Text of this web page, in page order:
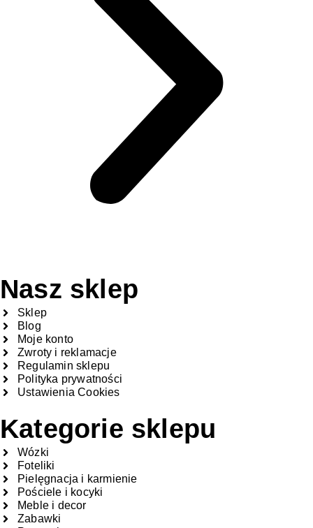
Nasz sklep
Sklep
Blog
Moje konto
Zwroty i reklamacje
Regulamin sklepu
Polityka prywatności
Ustawienia Cookies
Kategorie sklepu
Wózki
Foteliki
Pielęgnacja i karmienie
Pościele i kocyki
Meble i decor
Zabawki